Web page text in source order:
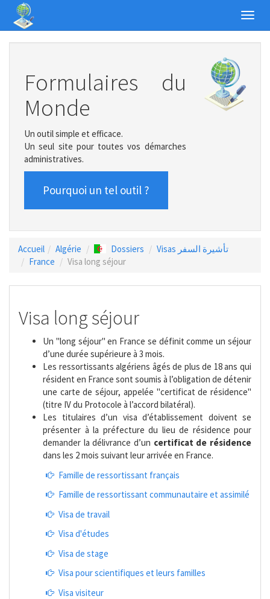
Formulaires du
Monde
Un outil simple et efficace.
Un seul site pour toutes vos démarches
administratives.
Pourquoi un tel outil ?
Accueil Algérie Dossiers
Visas تأشيرة السفر
France
Visa long séjour
Visa long séjour
Un "long séjour" en France se définit comme un séjour
d’une durée supérieure à 3 mois.
Les ressortissants algériens âgés de plus de 18 ans qui
résident en France sont soumis à l’obligation de détenir
une carte de séjour, appelée "certificat de résidence"
(titre IV du Protocole à l’accord bilatéral).
Les titulaires d’un visa d’établissement doivent se
présenter à la préfecture du lieu de résidence pour
demander la délivrance d’un certificat de résidence
dans les 2 mois suivant leur arrivée en France.
Famille de ressortissant français
Famille de ressortissant communautaire et assimilé
Visa de travail
Visa d'études
Visa de stage
Visa pour scientifiques et leurs familles
Visa visiteur